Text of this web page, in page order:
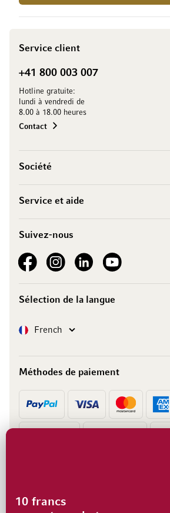
Service client
+41 800 003 007
Hotline gratuite:
lundi à vendredi de
8.00 à 18.00 heures
Contact
Société
Service et aide
Suivez-nous
See our FacebookSee our Instagram account
See our LinkedInSee our YouTube channel
Sélection de la langue
LangueFrench
Méthodes de paiement
10 francs